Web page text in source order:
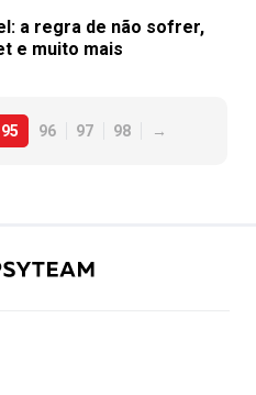
a regra de não sofrer,
e muito mais
95 96 97 98 →